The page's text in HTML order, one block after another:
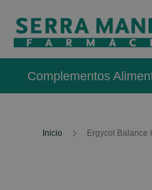
Complementos
Inicio Ergycol Balance